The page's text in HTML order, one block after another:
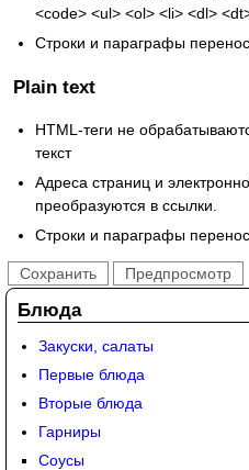
<code> <ul> <ol> <li> <dl>
Строки и параграфы
Plain text
HTML-теги не
текст
Адреса страниц и
преобразуются в ссылки.
Строки и параграфы
Блюда
Закуски, салаты
Первые блюда
Вторые блюда
Гарниры
Соусы